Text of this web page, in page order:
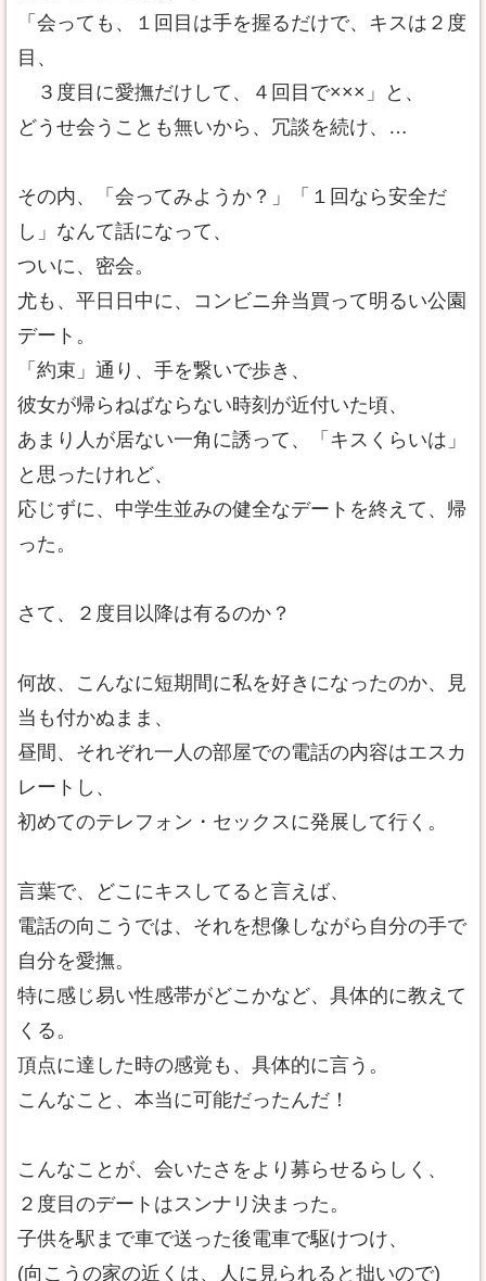
「会っても、１回目は手を握るだけで、キスは２度
目、
３度目に愛撫だけして、４回目で×××」と、
どうせ会うことも無いから、冗談を続け、…
その内、「会ってみようか？」「１回なら安全だ
し」なんて話になって、
ついに、密会。
尤も、平日日中に、コンビニ弁当買って明るい公園
デート。
「約束」通り、手を繋いで歩き、
彼女が帰らねばならない時刻が近付いた頃、
あまり人が居ない一角に誘って、「キスくらいは」
と思ったけれど、
応じずに、中学生並みの健全なデートを終えて、帰
った。
さて、２度目以降は有るのか？
何故、こんなに短期間に私を好きになったのか、見
当も付かぬまま、
昼間、それぞれ一人の部屋での電話の内容はエスカ
レートし、
初めてのテレフォン・セックスに発展して行く。
言葉で、どこにキスしてると言えば、
電話の向こうでは、それを想像しながら自分の手で
自分を愛撫。
特に感じ易い性感帯がどこかなど、具体的に教えて
くる。
頂点に達した時の感覚も、具体的に言う。
こんなこと、本当に可能だったんだ！
こんなことが、会いたさをより募らせるらしく、
２度目のデートはスンナリ決まった。
子供を駅まで車で送った後電車で駆けつけ、
(向こうの家の近くは、人に見られると拙いので)